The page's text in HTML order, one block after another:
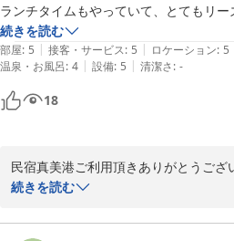
ランチタイムもやっていて、とてもリ
でした。
宿泊料金もとてもリーズナブルなのに、
食べてさらに満足です。
鹿児島に行くなら是非また泊まりたい民
ありがとうございました。
続きを読む
部屋: 5 | 接客・サービス: 5 | ロケーション: 5
温泉・お風呂: 4 | 設備: 5 | 清潔さ: -
18
民宿真美港ご利用頂きありがとうござ
です。
続きを読む